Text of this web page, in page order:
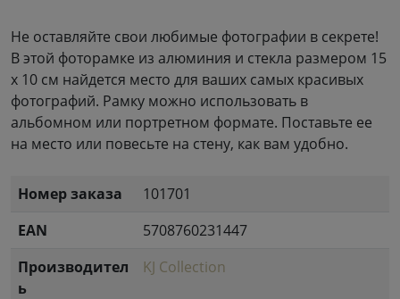
Не оставляйте свои любимые фотографии в секрете!
В этой фоторамке из алюминия и стекла размером 15
x 10 см найдется место для ваших самых красивых
фотографий. Рамку можно использовать в
альбомном или портретном формате. Поставьте ее
на место или повесьте на стену, как вам удобно.
Номер заказа
101701
EAN
5708760231447
Производител
ь
KJ Collection